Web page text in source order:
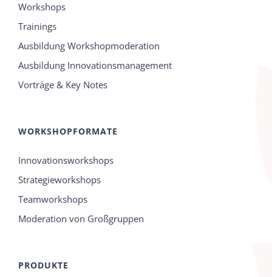
Workshops
Trainings
Ausbildung Workshopmoderation
Ausbildung Innovationsmanagement
Vorträge & Key Notes
WORKSHOPFORMATE
Innovationsworkshops
Strategieworkshops
Teamworkshops
Moderation von Großgruppen
PRODUKTE